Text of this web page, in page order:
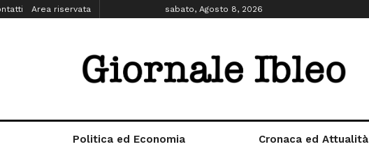
Area riservata sabato, Agosto 8, 2026
Politica ed Economia Cronaca ed Attualità